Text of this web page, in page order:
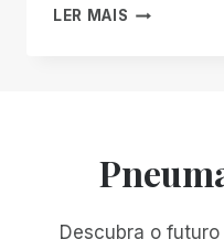
LER MAIS SEROTEK
Descubra o